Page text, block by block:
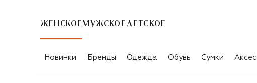
ЖЕНСКОЕ МУЖСКОЕ ДЕТСКОЕ
КАТАЛОГ ТОВАРОВ GIABORGHINI
Новинки Бренды Одежда Обувь Сумки